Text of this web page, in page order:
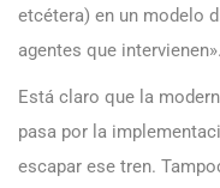
etcétera) en un modelo
agentes que intervienen».
Está claro que la
pasa por la
escapar ese tren.